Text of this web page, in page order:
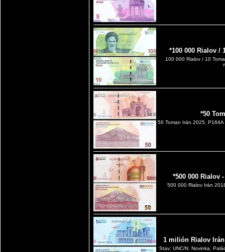
*100 000 Rialov /
100 000 Rialov / 10
*50
50 Toman Irán 2025,
*500 000 Rialov
500 000 Rialov Irán
1 milión Rialov Irán
Stav: UNC/N. Novinka.